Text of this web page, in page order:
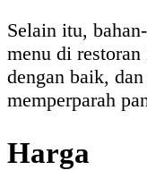
Selain itu,
menu di
dengan baik,
memperparah
Harga